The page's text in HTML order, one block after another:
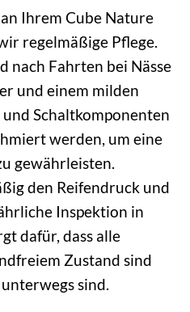
Ihrem Cube Nature
regelmäßige Pflege.
nach Fahrten bei Nässe
und einem milden
und Schaltkomponenten
werden, um eine
gewährleisten.
den Reifendruck und
Inspektion in
dafür, dass alle
Zustand sind
sind.